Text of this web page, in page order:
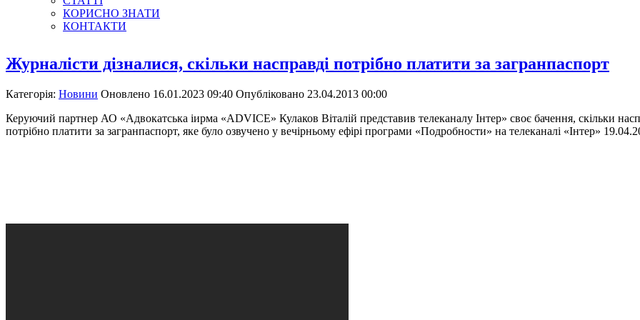
КОРИСНО ЗНАТИ
КОНТАКТИ
Журналісти дізналися, скільки насправді потрібно платити за загранпаспорт
Категорія: Новини Оновлено 16.01.2023 09:40 Опубліковано 23.04.2013 00:00
Керуючий партнер АО «Адвокатська іирма «ADVICE» Кулаков Віталій представив телеканалу Інтер» своє бачення, скільки
потрібно платити за загранпаспорт, яке було озвучено у вечірньому ефірі програми «Подробности» на телеканалі «Інтер»